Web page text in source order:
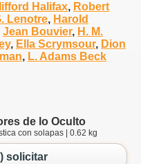
Halifax, Robert
Lenotre, Harold
Jean Bouvier, H. M.
, Ella Scrymsour, Dion
, L. Adams Beck
de lo Oculto
con solapas | 0.62 kg
solicitar